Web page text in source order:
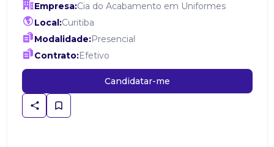
Empresa:Cia do Acabamento em Uniformes
Local:Curitiba
Modalidade:Presencial
Contrato:Efetivo
Candidatar-me